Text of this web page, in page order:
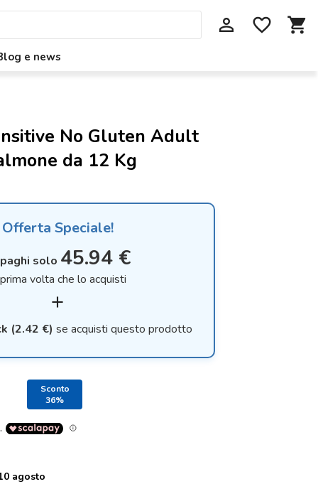
perm_identity favorite_border shopping_cart
e news
No Gluten Adult
da 12 Kg
Offerta Speciale!
solo 45.94 €
volta che lo acquisti
add
(2.42 €) se acquisti questo prodotto
Sconto
36%
agosto